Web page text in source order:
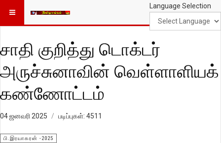
Language Selection
சாதி குறித்து டொக்டர்
அருச்சுனாவின் வெள்ளாளியக்
கண்ணோட்டம்
04 ஜனவரி 2025 படிப்புகள்: 4511
பி.இரயாகரன் -2025